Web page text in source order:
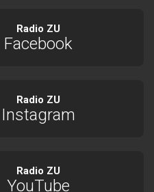
Radio ZU
Facebook
Radio ZU
Instagram
Radio ZU
YouTube